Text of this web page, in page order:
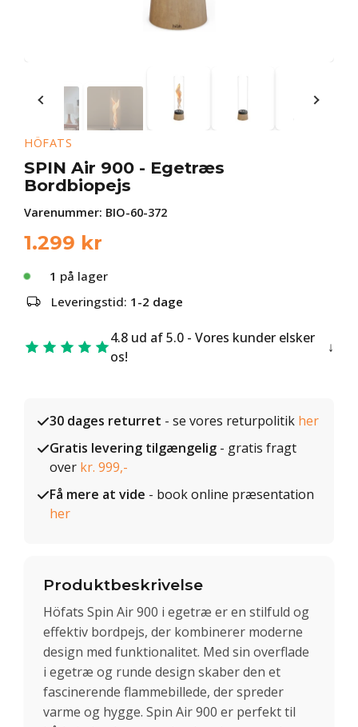
HÖFATS
SPIN Air 900 - Egetræs
Bordbiopejs
Varenummer: BIO-60-372
1.299 kr
1 på lager
Leveringstid: 1-2 dage
4.8 ud af 5.0 - Vores kunder elsker
os!
30 dages returret - se vores returpolitik her
Gratis levering tilgængelig - gratis fragt
over kr. 999,-
Få mere at vide - book online præsentation
her
Produktbeskrivelse
Höfats Spin Air 900 i egetræ er en stilfuld og
effektiv bordpejs, der kombinerer moderne
design med funktionalitet. Med sin overflade
i egetræ og runde design skaber den et
fascinerende flammebillede, der spreder
varme og hygge. Spin Air 900 er perfekt til